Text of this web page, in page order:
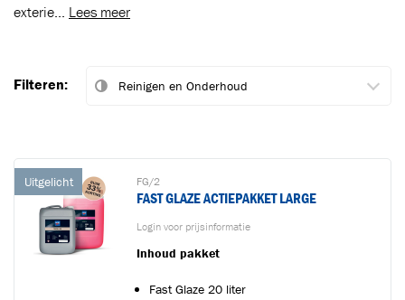
exterie... Lees meer
Filteren:
Uitgelicht FG/2
FAST GLAZE ACTIEPAKKET LARGE
Login voor prijsinformatie
Inhoud pakket
Fast Glaze 20 liter